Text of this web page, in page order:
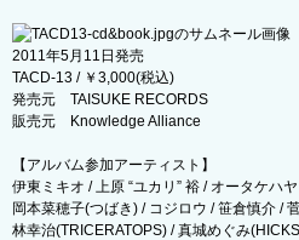
2011年5月11日発売
TACD-13 / ￥3,000(税込)
発売元 TAISUKE RECORDS
販売元 Knowledge Alliance
【アルバム参加アーティスト】
伊東ミキオ / 上原 “ユカリ” 裕 / オータケハ
岡本菜穂子(つばき) / コジロウ / 笹倉慎介 /
林幸治(TRICERATOPS) / 真城めぐみ